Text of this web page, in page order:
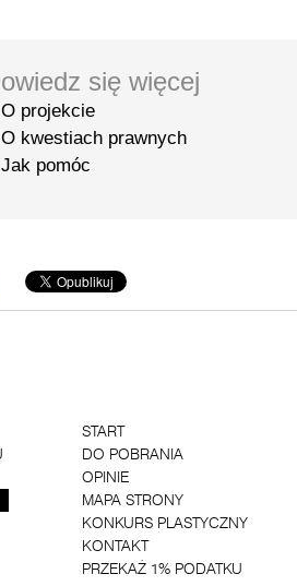
się więcej
O projekcie
O kwestiach prawnych
Jak pomóc
START
DO POBRANIA
OPINIE
MAPA STRONY
KONKURS PLASTYCZNY
KONTAKT
PRZEKAŻ 1% PODATKU